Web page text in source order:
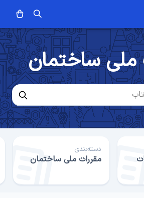
ملی ساختمان
دسته‌بندی
مقررات ملی ساختمان